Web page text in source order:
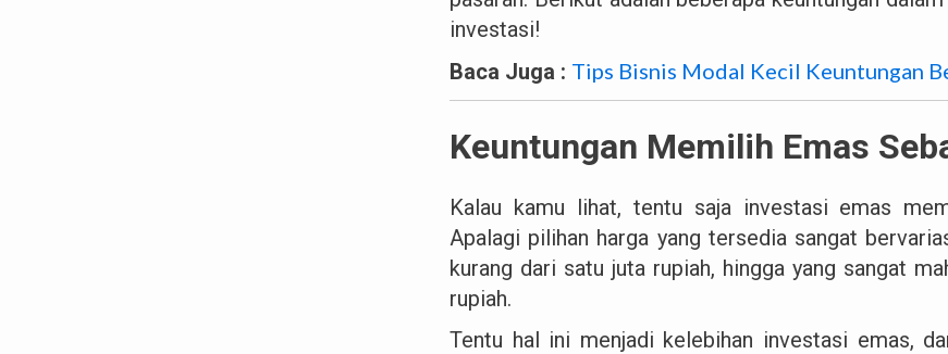
investasi!
Baca Juga : Tips Bisnis Modal Kecil Keuntungan
Keuntungan Memilih Emas
Kalau kamu lihat, tentu saja investasi emas
Apalagi pilihan harga yang tersedia sangat
kurang dari satu juta rupiah, hingga yang sangat
rupiah.
Tentu hal ini menjadi kelebihan investasi emas,